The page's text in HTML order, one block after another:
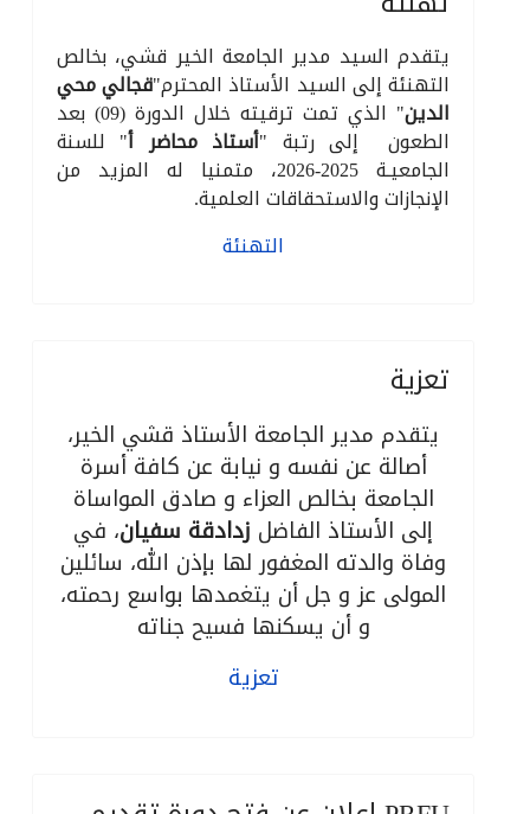
يتقدم السيد مدير الجامعة الخير قشي، بخالص
التهنئة إلى السيد الأستاذ المحترم"قجالي محي
الدين " الذي تمت ترقيته خلال الدورة (09) بعد
الطعون إلى رتبة "أستاذ محاضر أ" للسنة
الجامعيـة 2025-2026، متمنيا له المزيد من
الإنجازات والاستحقاقات العلمية.
التهنئة
تعزية
يتقدم مدير الجامعة الأستاذ قشي الخير،
أصالة عن نفسه و نيابة عن كافة أسرة
الجامعة بخالص العزاء و صادق المواساة
إلى الأستاذ الفاضل زدادقة سفيان، في
وفاة والدته المغفور لها بإذن الله، سائلين
المولى عز و جل أن يتغمدها بواسع رحمته،
و أن يسكنها فسيح جناته
تعزية